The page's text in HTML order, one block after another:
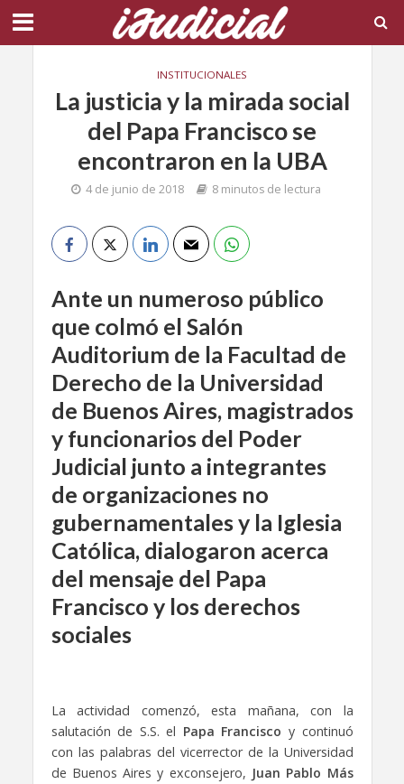
INSTITUCIONALES
La justicia y la mirada social
del Papa Francisco se
encontraron en la UBA
4 de junio de 2018 8 minutos de lectura
Ante un numeroso público
que colmó el Salón
Auditorium de la Facultad de
Derecho de la Universidad
de Buenos Aires, magistrados
y funcionarios del Poder
Judicial junto a integrantes
de organizaciones no
gubernamentales y la Iglesia
Católica, dialogaron acerca
del mensaje del Papa
Francisco y los derechos
sociales
La actividad comenzó, esta mañana, con la
salutación de S.S. el Papa Francisco y continuó
con las palabras del vicerrector de la Universidad
de Buenos Aires y exconsejero, Juan Pablo Más